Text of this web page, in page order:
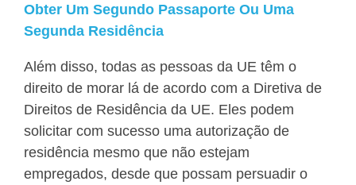
Obter Um Segundo Passaporte Ou Uma
Segunda Residência
Além disso, todas as pessoas da UE têm o
direito de morar lá de acordo com a Diretiva de
Direitos de Residência da UE. Eles podem
solicitar com sucesso uma autorização de
residência mesmo que não estejam
empregados, desde que possam persuadir o